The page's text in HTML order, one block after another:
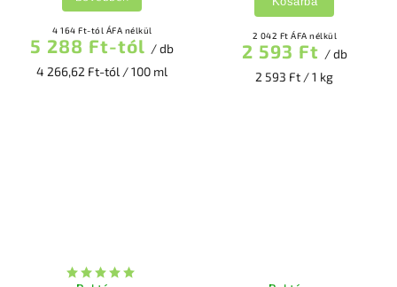
4 164 Ft-tól ÁFA nélkül
5 288 Ft-tól / db
4 266,62 Ft-tól / 100 ml
2 042 Ft ÁFA nélkül
2 593 Ft / db
2 593 Ft / 1 kg